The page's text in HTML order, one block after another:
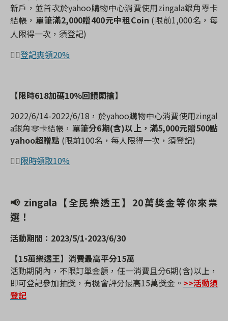
新戶，並首次於yahoo購物中心消費使用zingala銀角零卡
結帳， 單筆滿2,000贈400元中租Coin (限前1,000名，每
人限得一次，須登記)
👉🏻登記爽領20%
【限時618加碼10%回饋開搶】
2022/6/14-2022/6/18 ，於yahoo購物中心消費使用zingal
a銀角零卡結帳， 單筆分6期(含)以上，滿5,000元贈500點
yahoo超贈點 (限前100名，每人限得一次，須登記)
👉🏻限時領取10%
📢 zingala 【全民樂透王】 20萬獎金等你來票
選！
活動期間： 2023/5/1-2023/6/30
【15萬樂透王】消費最高平分15萬
活動期間內，不限訂單金額，任一消費且分6期(含)以上，
即可登記參加抽獎，有機會評分最高15萬獎金。 >>活動須
登記